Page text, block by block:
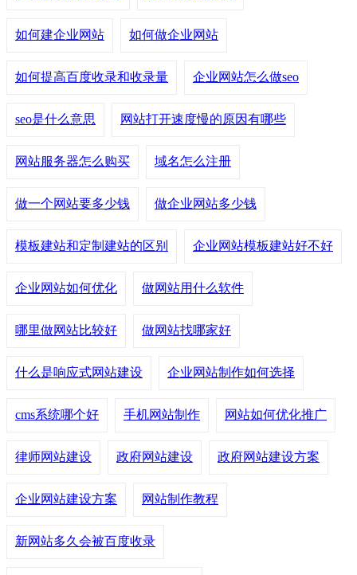
如何建企业网站 如何做企业网站
如何提高百度收录和收录量 企业网站怎么做seo
seo是什么意思 网站打开速度慢的原因有哪些
网站服务器怎么购买 域名怎么注册
做一个网站要多少钱 做企业网站多少钱
模板建站和定制建站的区别 企业网站模板建站好不好
企业网站如何优化 做网站用什么软件
哪里做网站比较好 做网站找哪家好
什么是响应式网站建设 企业网站制作如何选择
cms系统哪个好 手机网站制作 网站如何优化推广
律师网站建设 政府网站建设 政府网站建设方案
企业网站建设方案 网站制作教程
新网站多久会被百度收录